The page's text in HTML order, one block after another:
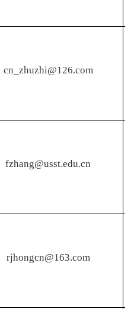
cn_zhuzhi@126.com
fzhang@usst.edu.cn
rjhongcn@163.com